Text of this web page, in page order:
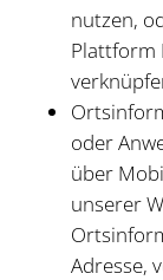
nutzen,
Plattform
oder
über
unserer
Adresse,